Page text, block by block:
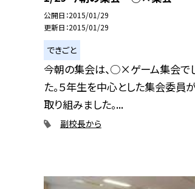
公開日 2015/01/29
更新日 2015/01/29
できごと
今朝の集会は、○×ゲーム集会で
た。５年生を中心とした集会委員
取り組みました。...
副校長から